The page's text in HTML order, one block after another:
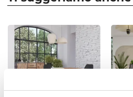
Forma
Larghezza
120 cm
Altezza
76 cm